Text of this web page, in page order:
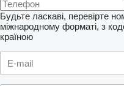
Будьте ласкаві, перевірте
міжнародному форматі, з
країною